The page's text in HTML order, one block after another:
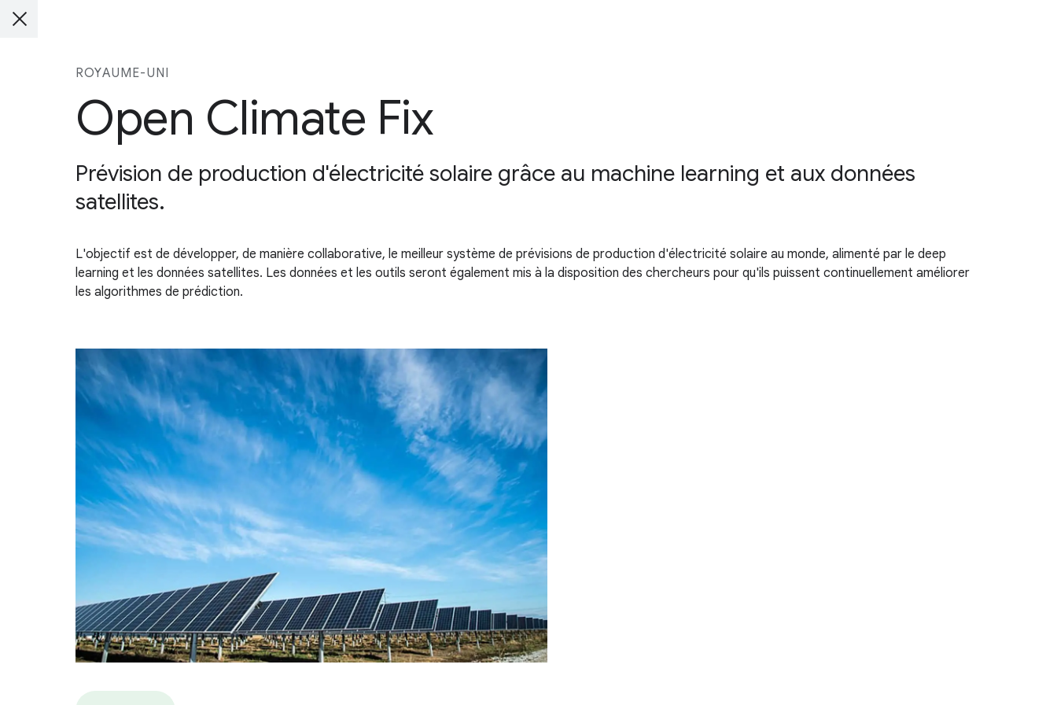
ROYAUME-UNI
Open Climate Fix
Prévision de production d'électricité solaire grâce au machine learning et aux données
satellites.
L'objectif est de développer, de manière collaborative, le meilleur système de prévisions de production d'électricité solaire au monde, alimenté par le deep
learning et les données satellites. Les données et les outils seront également mis à la disposition des chercheurs pour qu'ils puissent continuellement améliorer
les algorithmes de prédiction.